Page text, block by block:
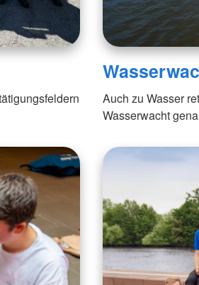
Auch zu Wasser
Wasserwacht